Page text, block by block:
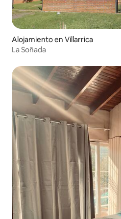
Alojamiento en Villarrica
La Soñada